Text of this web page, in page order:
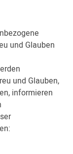
und Glauben
und Glauben,
informieren